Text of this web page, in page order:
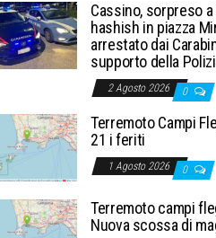
Cassino, sorpreso
hashish in piazza
arrestato dai
supporto della
2 Agosto 2026 0
Terremoto Campi
21 i feriti
1 Agosto 2026 0
Terremoto campi
Nuova scossa di